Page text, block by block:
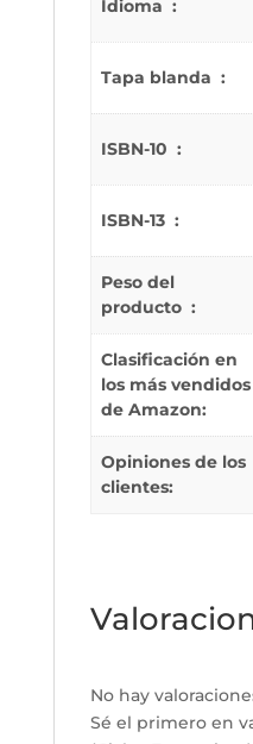
Idioma ‏ : ‎
Tapa blanda ‏ : ‎
ISBN-10 ‏ : ‎
ISBN-13 ‏ : ‎
Peso del
producto ‏ : ‎
Clasificación en
los más vendidos
de Amazon:
Opiniones de los
clientes:
No hay
Sé el primero en